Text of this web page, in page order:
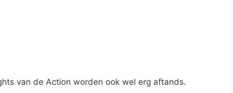
van de Action worden ook wel erg aftands.